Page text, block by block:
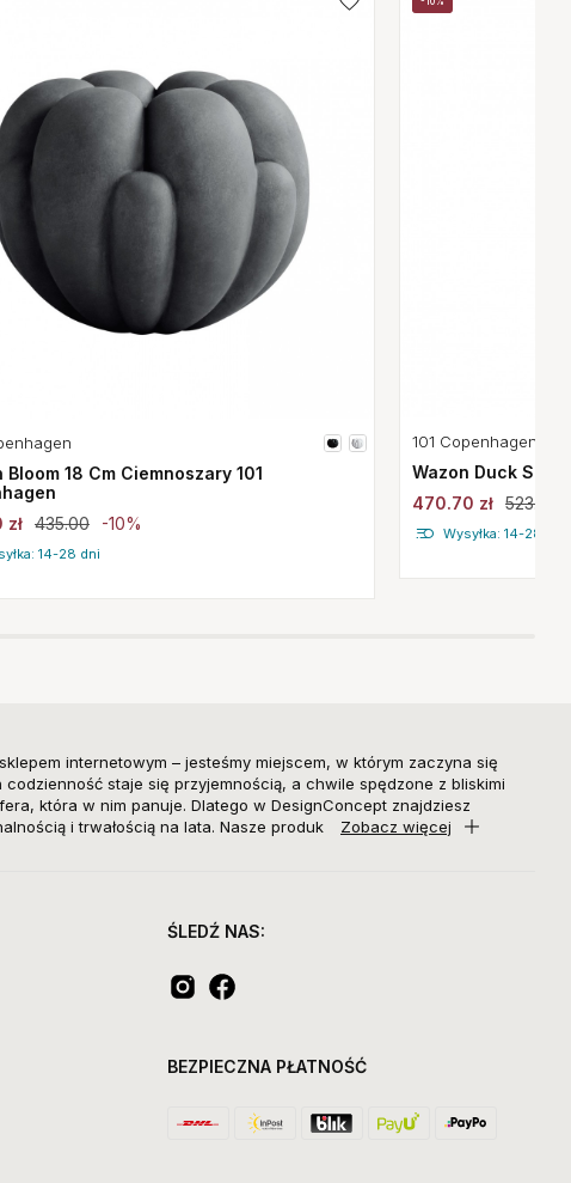
Bloom 18 Cm Ciemnoszary 101
zł 435.00 -10%
14-28 dni
101 Copenhagen
Wazon Duck Slim
470.70 zł 523.00
Wysyłka: 14-28 dni
internetowym – jesteśmy miejscem, w którym zaczyna się
staje się przyjemnością, a chwile spędzone z bliskimi
która w nim panuje. Dlatego w DesignConcept znajdziesz
i trwałością na lata. Nasze produk
Zobacz więcej
ŚLEDŹ NAS:
BEZPIECZNA PŁATNOŚĆ